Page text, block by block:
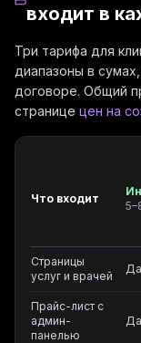
входит в
Три тарифа для
диапазоны в
договоре. Общий
странице цен на
Что входит
Страницы
услуг и врачей
Да
Прайс-лист с
админ-
панелью
Да